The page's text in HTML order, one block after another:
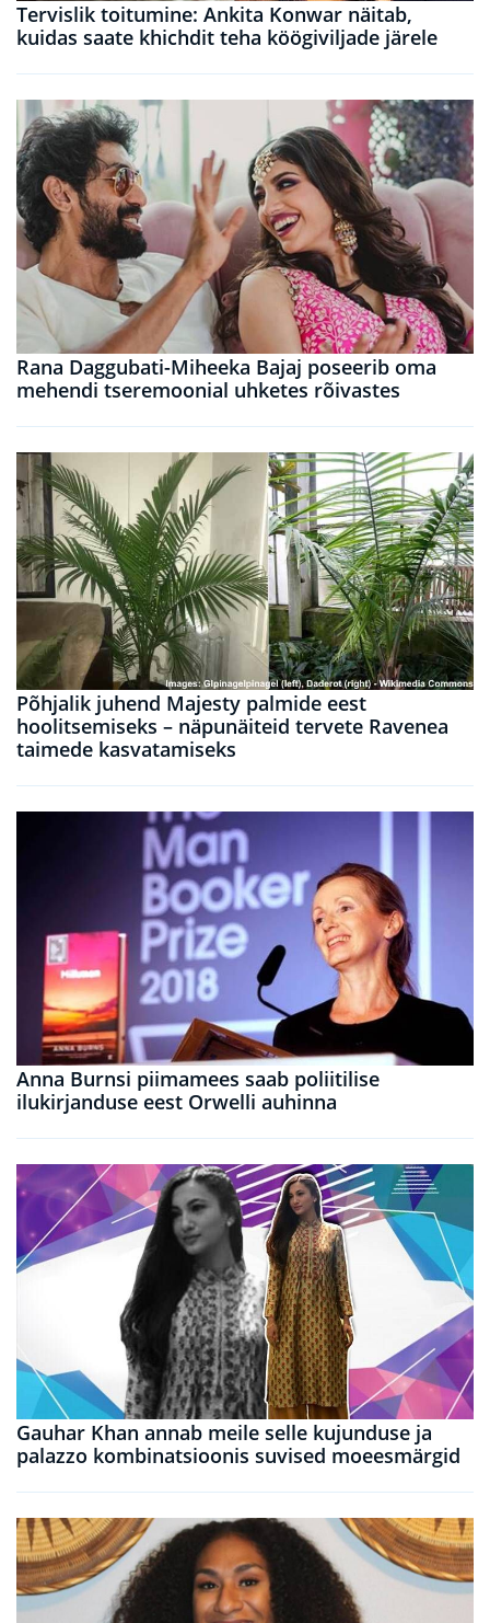
Tervislik toitumine: Ankita Konwar näitab,
kuidas saate khichdit teha köögiviljade järele
Rana Daggubati-Miheeka Bajaj poseerib oma
mehendi tseremoonial uhketes rõivastes
Põhjalik juhend Majesty palmide eest
hoolitsemiseks – näpunäiteid tervete Ravenea
taimede kasvatamiseks
Anna Burnsi piimamees saab poliitilise
ilukirjanduse eest Orwelli auhinna
Gauhar Khan annab meile selle kujunduse ja
palazzo kombinatsioonis suvised moeesmärgid